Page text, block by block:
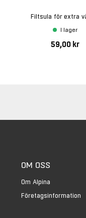
Filtsula för extra
I lager
59,00 kr
OM OSS
Om Alpina
Företagsinformation